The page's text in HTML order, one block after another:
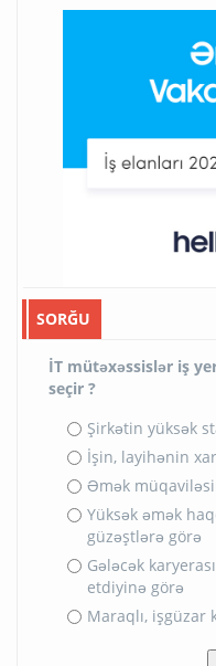
SORĞU
İT mütəxəssislər iş
seçir ?
Şirkətin yüksək
İşin, layihənin
Əmək
Yüksək əmək
güzəştlərə görə
Gələcək
etdiyinə görə
Maraqlı, işgüzar